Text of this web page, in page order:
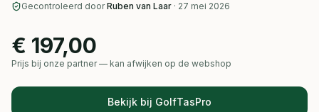
Gecontroleerd door Ruben van Laar · 27 mei 2026
€ 197,00
Prijs bij onze partner — kan afwijken op de webshop
Bekijk bij GolfTasPro